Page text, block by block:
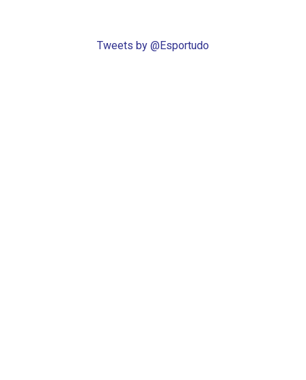
Tweets by @Esportudo